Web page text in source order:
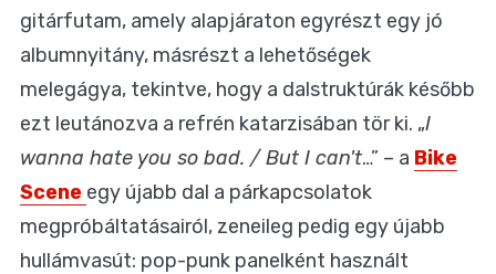
gitárfutam, amely alapjáraton egyrészt egy jó
albumnyitány, másrészt a lehetőségek
melegágya, tekintve, hogy a dalstruktúrák később
ezt leutánozva a refrén katarzisában tör ki. „I
wanna hate you so bad. / But I can't…” – a Bike
Scene egy újabb dal a párkapcsolatok
megpróbáltatásairól, zeneileg pedig egy újabb
hullámvasút: pop-punk panelként használt